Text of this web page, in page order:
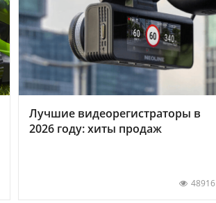
Лучшие видеорегистраторы в
2026 году: хиты продаж
48916